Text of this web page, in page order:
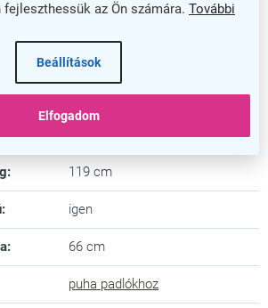
az Ön számára. További
Beállítások
Elfogadom
55 cm
62 cm
: 109 cm
: 119 cm
: igen
: 66 cm
puha padlókhoz